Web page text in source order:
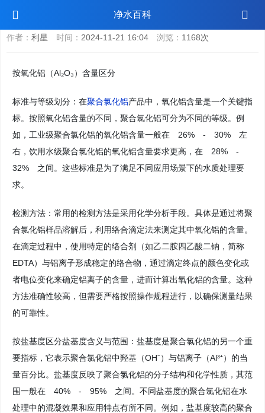
净水百科
聚合氯化铝含量怎么区分
作者： 利星 时间： 2024-11-21 16:04 浏览： 1168次
按氧化铝（Al₂O₃）含量区分
标准与等级划分：在聚合氯化铝产品中，氧化铝含量是一个关键指
标。按照氧化铝含量的不同，聚合氯化铝可分为不同的等级。例
如，工业级聚合氯化铝的氧化铝含量一般在 26% - 30% 左
右，饮用水级聚合氯化铝的氧化铝含量要求更高，在 28% -
32% 之间。这些标准是为了满足不同应用场景下的水质处理要
求。
检测方法：常用的检测方法是采用化学分析手段。具体是通过将聚
合氯化铝样品溶解后，利用络合滴定法来测定其中氧化铝的含量。
在滴定过程中，使用特定的络合剂（如乙二胺四乙酸二钠，简称
EDTA）与铝离子形成稳定的络合物，通过滴定终点的颜色变化或
者电位变化来确定铝离子的含量，进而计算出氧化铝的含量。这种
方法准确性较高，但需要严格按照操作规程进行，以确保测量结果
的可靠性。
按盐基度区分盐基度含义与范围：盐基度是聚合氯化铝的另一个重
要指标，它表示聚合氯化铝中羟基（OH⁻）与铝离子（Al³⁺）的当
量百分比。盐基度反映了聚合氯化铝的分子结构和化学性质，其范
围一般在 40% - 95% 之间。不同盐基度的聚合氯化铝在水
处理中的混凝效果和应用特点有所不同。例如，盐基度较高的聚合